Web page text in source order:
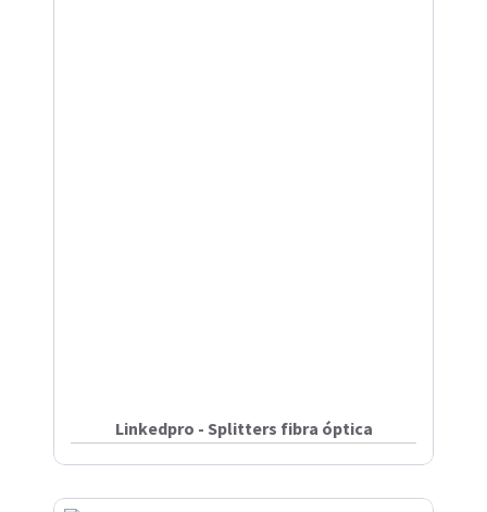
Linkedpro - Splitters fibra óptica